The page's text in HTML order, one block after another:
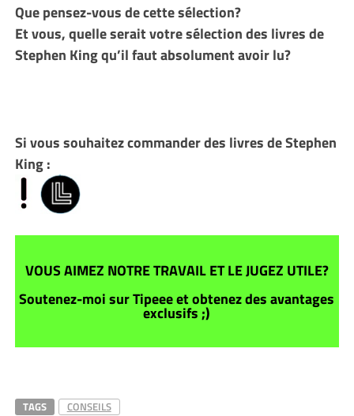
Que pensez-vous de cette sélection?
Et vous, quelle serait votre sélection des livres de
Stephen King qu’il faut absolument avoir lu?
Si vous souhaitez commander des livres de Stephen
King :
VOUS AIMEZ NOTRE TRAVAIL ET LE JUGEZ UTILE?
Soutenez-moi sur Tipeee et obtenez des avantages
exclusifs ;)
TAGS CONSEILS